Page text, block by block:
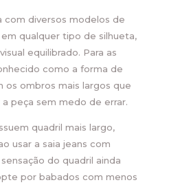
com diversos modelos de
qualquer tipo de silhueta,
equilibrado. Para as
como a forma de
os ombros mais largos que
peça sem medo de errar.
quadril mais largo,
usar a saia jeans com
do quadril ainda
por babados com menos